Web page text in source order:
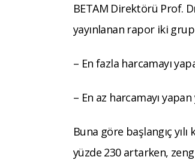
BETAM Direktörü Prof.
yayınlanan rapor iki
– En fazla harcamayı
– En az harcamayı
Buna göre başlangıç
yüzde 230 artarken,